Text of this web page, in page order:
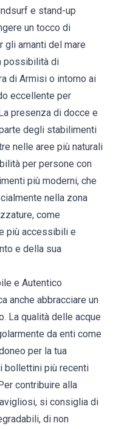
e stand-up
un tocco di
gli amanti del mare
possibilità di
di Armisi o intorno ai
eccellente per
presenza di docce e
degli stabilimenti
nelle aree più naturali
per persone con
più moderni, che
nella zona
come
più accessibili e
e della sua
e Autentico
anche abbracciare un
La qualità delle acque
da enti come
per la tua
bollettini più recenti
contribuire alla
si consiglia di
di non